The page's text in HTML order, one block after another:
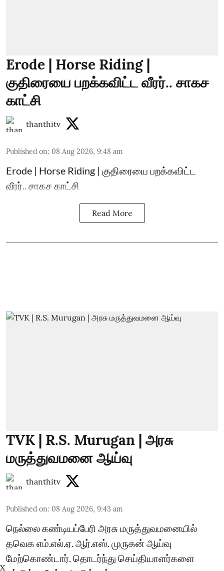
Erode | Horse Riding |
குதிரையை பறக்கவிட்ட வீரர்.. சாகச
காட்சி
thanthitv
Published on: 08 Aug 2026, 9:48 am
Erode | Horse Riding | குதிரையை பறக்கவிட்ட
வீரர்.. சாகச காட்சி
Read More
TVK | R.S. Murugan | அரசு
மருத்துவமனை ஆய்வு
thanthitv
Published on: 08 Aug 2026, 9:43 am
நெல்லை கண்டியப்பேரி அரசு மருத்துவமனையில்
தவெக எம்.எல்.ஏ. ஆர்.எஸ். முருகன் ஆய்வு
மேற்கொண்டார். தொடர்ந்து செய்தியாளர்களை
X